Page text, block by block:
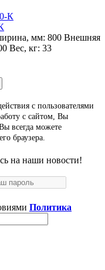
мм: 800 Внешняя
Вес, кг: 33
с пользователями
с сайтом, Вы
всегда можете
браузера.
на наши новости!
Политика